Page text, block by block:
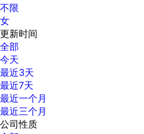
不限
女
更新时间
全部
今天
最近3天
最近7天
最近一个月
最近三个月
公司性质